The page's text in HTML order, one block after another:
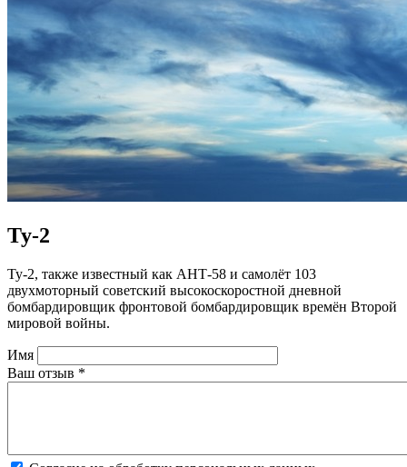
Ту-2
Ту-2, также известный как АНТ-58 и самолёт 103
двухмоторный советский высокоскоростной дневной
бомбардировщик фронтовой бомбардировщик времён Второй
мировой войны.
Имя
Ваш отзыв *